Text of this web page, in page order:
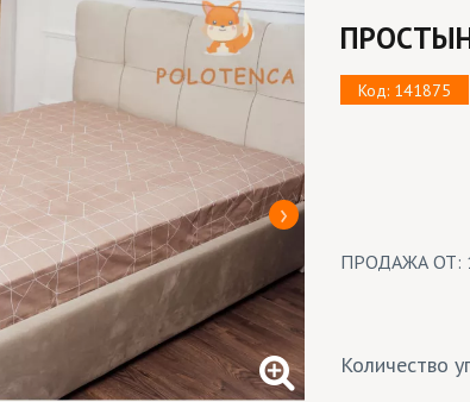
Код: 141875
ПРОДАЖА ОТ:
Количество